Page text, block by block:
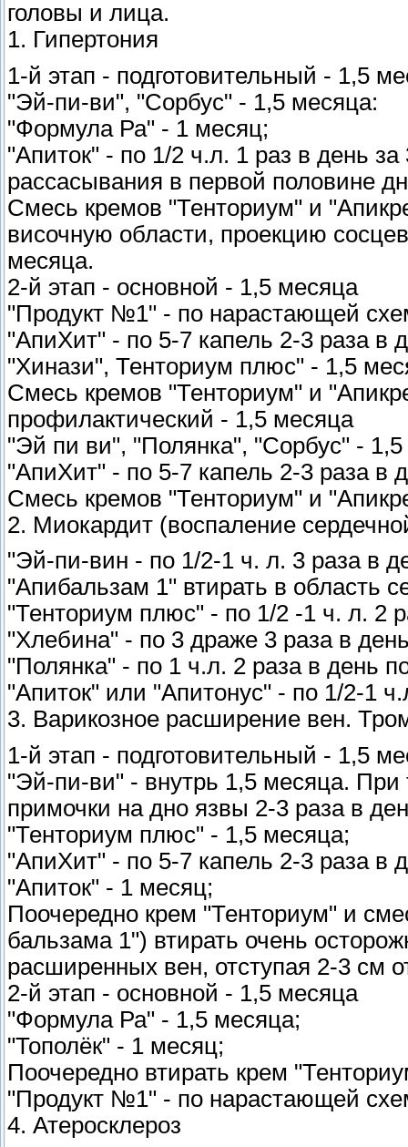
головы и лица.
1. Гипертония
1-й этап - подготовительный - 1,5
"Эй-пи-ви", "Сорбус" - 1,5 месяца:
"Формула Ра" - 1 месяц;
"Апиток" - по 1/2 ч.л. 1 раз в день
рассасывания в первой половине
Смесь кремов "Тенториум" и
височную области, проекцию
месяца.
2-й этап - основной - 1,5 месяца
"Продукт №1" - по нарастающей
"АпиХит" - по 5-7 капель 2-3 раза в
"Хинази", Тенториум плюс" - 1,5
Смесь кремов "Тенториум" и
профилактический - 1,5 месяца
"Эй пи ви", "Полянка", "Сорбус" -
"АпиХит" - по 5-7 капель 2-3 раза в
Смесь кремов "Тенториум" и
2. Миокардит (воспаление
"Эй-пи-вин - по 1/2-1 ч. л. 3 раза в
"Апибальзам 1" втирать в область
"Тенториум плюс" - по 1/2 -1 ч. л. 2
"Хлебина" - по 3 драже 3 раза в
"Полянка" - по 1 ч.л. 2 раза в день
"Апиток" или "Апитонус" - по 1/2-1
3. Варикозное расширение вен.
1-й этап - подготовительный - 1,5
"Эй-пи-ви" - внутрь 1,5 месяца. При
примочки на дно язвы 2-3 раза в
"Тенториум плюс" - 1,5 месяца;
"АпиХит" - по 5-7 капель 2-3 раза в
"Апиток" - 1 месяц;
Поочередно крем "Тенториум" и
бальзама 1") втирать очень
расширенных вен, отступая 2-3 см
2-й этап - основной - 1,5 месяца
"Формула Ра" - 1,5 месяца;
"Тополёк" - 1 месяц;
Поочередно втирать крем
"Продукт №1" - по нарастающей
4. Атеросклероз